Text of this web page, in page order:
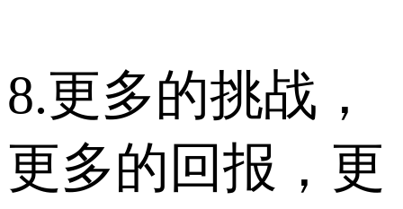
8.更多的挑战，
更多的回报，更